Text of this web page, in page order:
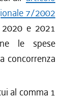
7/2002
e 2021
le spese
concorrenza
al comma 1